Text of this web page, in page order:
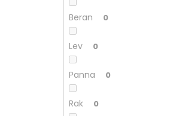
Beran 0
Lev 0
Panna 0
Rak 0